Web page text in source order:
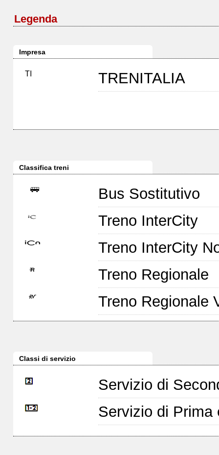
Legenda
Impresa
TI TRENITALIA
Classifica treni
Bus Sostitutivo
Treno InterCity
Treno InterCity
Treno Regionale
Treno Regionale
Classi di servizio
Servizio di
Servizio di Prima